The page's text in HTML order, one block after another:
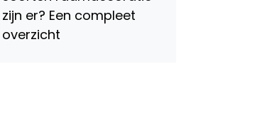
zijn er? Een compleet
overzicht